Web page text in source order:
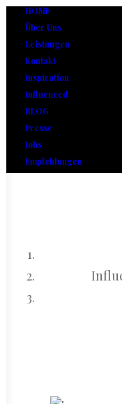
HOME
Über Uns
Leistungen
Kontakt
Inspiration
Influenced
BLOG
Presse
Jobs
Empfehlungen